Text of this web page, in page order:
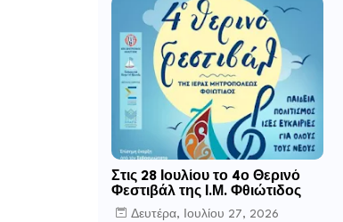
Στις 28 Ιουλίου το 4ο Θερινό
Φεστιβάλ της Ι.Μ. Φθιώτιδος
Δευτέρα, Ιουλίου 27, 2026